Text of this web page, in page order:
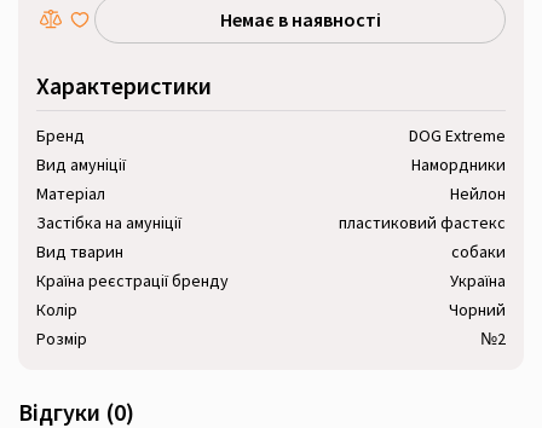
Немає в наявності
Характеристики
Бренд
DOG Extreme
Вид амуніції
Намордники
Матеріал
Нейлон
Застібка на амуніції
пластиковий фастекс
Вид тварин
собаки
Країна реєстрації бренду
Україна
Колір
Чорний
Розмір
№2
Відгуки (0)